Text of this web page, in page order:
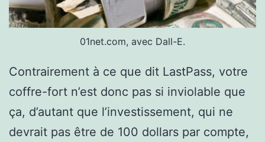
01net.com, avec Dall-E.
Contrairement à ce que dit LastPass, votre
coffre-fort n’est donc pas si inviolable que
ça, d’autant que l’investissement, qui ne
devrait pas être de 100 dollars par compte,